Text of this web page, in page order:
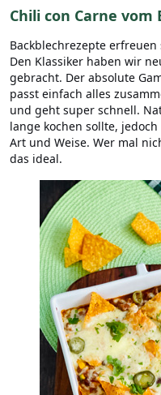
Chili con Carne vom
Backblechrezepte
Den Klassiker haben wir
gebracht. Der absolute
passt einfach alles
und geht super schnell.
lange kochen sollte,
Art und Weise. Wer mal
das ideal.